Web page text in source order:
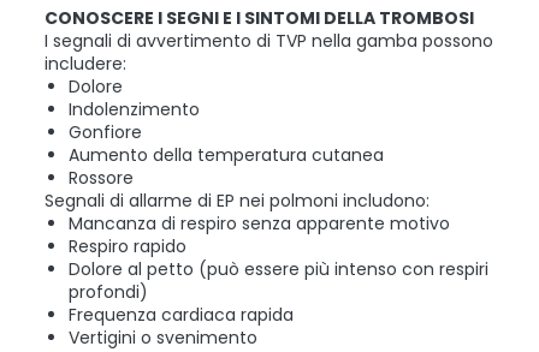
CONOSCERE I SEGNI E I SINTOMI DELLA TROMBOSI
I segnali di avvertimento di TVP nella gamba possono
includere:
Dolore
Indolenzimento
Gonfiore
Aumento della temperatura cutanea
Rossore
Segnali di allarme di EP nei polmoni includono:
Mancanza di respiro senza apparente motivo
Respiro rapido
Dolore al petto (può essere più intenso con respiri
profondi)
Frequenza cardiaca rapida
Vertigini o svenimento